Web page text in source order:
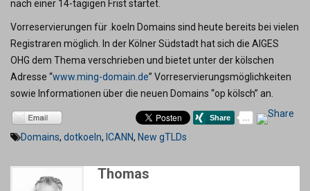
nach einer 14-tägigen Frist startet.
Vorreservierungen für .koeln Domains sind heute bereits bei vielen
Registraren möglich. In der Kölner Südstadt hat sich die AIGES
OHG dem Thema verschrieben und bietet unter der kölschen
Adresse “www.ming-domain.de” Vorreservierungsmöglichkeiten
sowie Informationen über die neuen Domains “op kölsch” an.
Domains, dotkoeln, ICANN, New gTLDs
Thomas